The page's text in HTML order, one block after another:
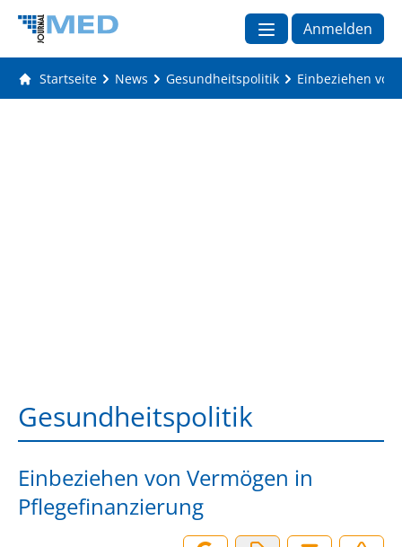
Anmelden
Startseite News Gesundheitspolitik Einbeziehen
Gesundheitspolitik
Einbeziehen von Vermögen in
Pflegefinanzierung